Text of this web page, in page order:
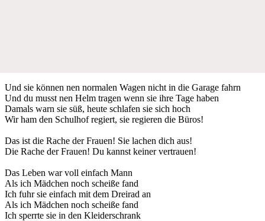
Und sie können nen normalen Wagen nicht in die Garage fahrn
Und du musst nen Helm tragen wenn sie ihre Tage haben
Damals warn sie süß, heute schlafen sie sich hoch
Wir ham den Schulhof regiert, sie regieren die Büros!
Das ist die Rache der Frauen! Sie lachen dich aus!
Die Rache der Frauen! Du kannst keiner vertrauen!
Das Leben war voll einfach Mann
Als ich Mädchen noch scheiße fand
Ich fuhr sie einfach mit dem Dreirad an
Als ich Mädchen noch scheiße fand
Ich sperrte sie in den Kleiderschrank